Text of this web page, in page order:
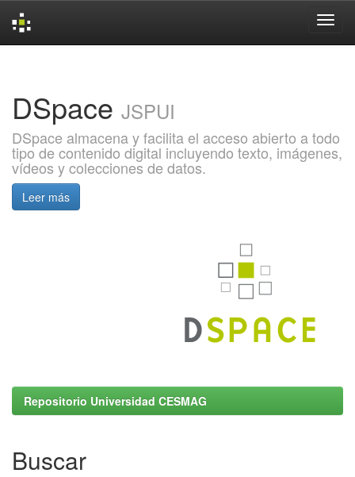
DSpace JSPUI
DSpace almacena y facilita el acceso abierto a todo
tipo de contenido digital incluyendo texto, imágenes,
vídeos y colecciones de datos.
Leer más
Repositorio Universidad CESMAG
Buscar